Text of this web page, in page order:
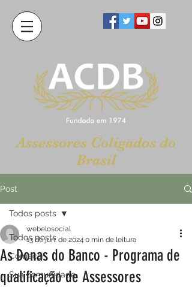
Assessores Coligados do
Brasil
Post
Todos posts
Começar
Sua comunidade
Todos posts
As Donas do Banco - Programa de
qualificação de Assessores
webelosocial
13 de jun. de 2024 0 min de leitura